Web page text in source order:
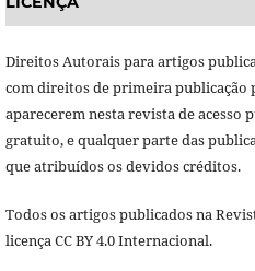
Direitos Autorais para artigos
com direitos de primeira publicação
aparecerem nesta revista de acesso
gratuito, e qualquer parte das
que atribuídos os devidos créditos.
Todos os artigos publicados na
licença CC BY 4.0 Internacional.